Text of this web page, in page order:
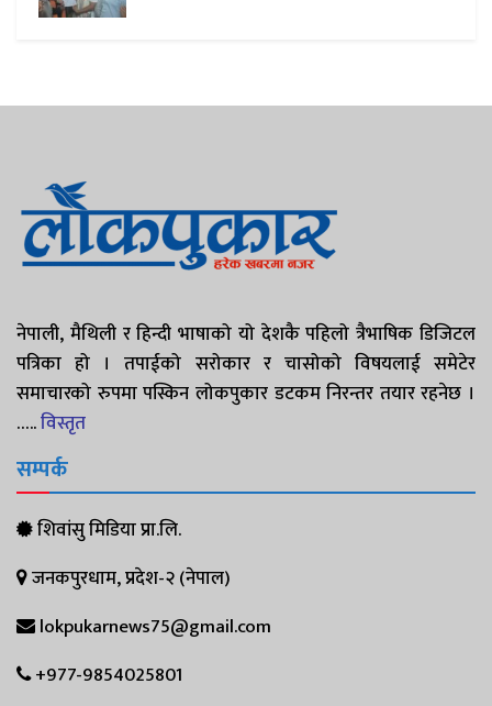
नेपाली, मैथिली र हिन्दी भाषाको यो देशकै पहिलो त्रैभाषिक डिजिटल
पत्रिका हो । तपाईको सरोकार र चासोको विषयलाई समेटेर
समाचारको रुपमा पस्किन लोकपुकार डटकम निरन्तर तयार रहनेछ ।
…..विस्तृत
सम्पर्क
शिवांसु मिडिया प्रा.लि.
जनकपुरधाम, प्रदेश-२ (नेपाल)
lokpukarnews75@gmail.com
+977-9854025801